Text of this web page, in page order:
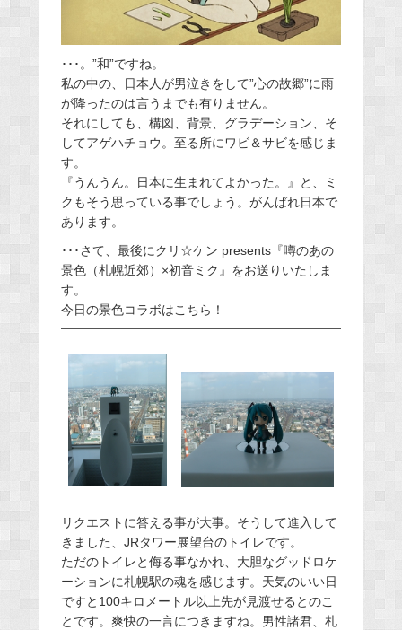
･･･。”和”ですね。
私の中の、日本人が男泣きをして”心の故郷”に雨
が降ったのは言うまでも有りません。
それにしても、構図、背景、グラデーション、そ
してアゲハチョウ。至る所にワビ＆サビを感じま
す。
『うんうん。日本に生まれてよかった。』と、ミ
クもそう思っている事でしょう。がんばれ日本で
あります。
･･･さて、最後にクリ☆ケン presents『噂のあの
景色（札幌近郊）×初音ミク』をお送りいたしま
す。
今日の景色コラボはこちら！
リクエストに答える事が大事。そうして進入して
きました、JRタワー展望台のトイレです。
ただのトイレと侮る事なかれ、大胆なグッドロケ
ーションに札幌駅の魂を感じます。天気のいい日
ですと100キロメートル以上先が見渡せるとのこ
とです。爽快の一言につきますね。男性諸君、札